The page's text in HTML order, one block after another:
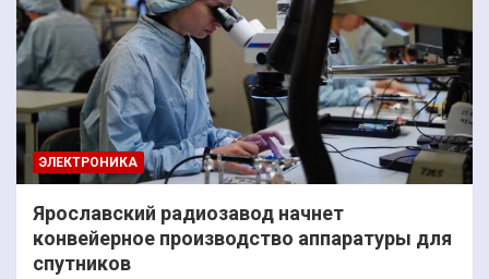
ЭЛЕКТРОНИКА
Ярославский радиозавод начнет
конвейерное производство аппаратуры для
спутников